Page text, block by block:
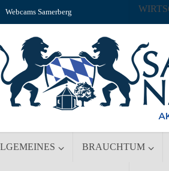
Webcams Samerberg
BRAUCHTUM